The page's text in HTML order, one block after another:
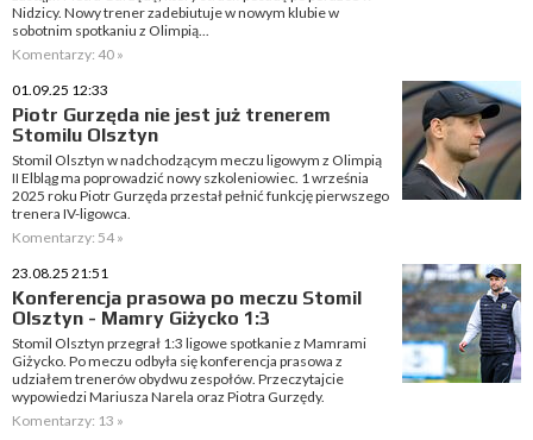
Nidzicy. Nowy trener zadebiutuje w nowym klubie w
sobotnim spotkaniu z Olimpią...
Komentarzy: 40 »
01.09.25 12:33
Piotr Gurzęda nie jest już trenerem
Stomilu Olsztyn
Stomil Olsztyn w nadchodzącym meczu ligowym z Olimpią
II Elbląg ma poprowadzić nowy szkoleniowiec. 1 września
2025 roku Piotr Gurzęda przestał pełnić funkcję pierwszego
trenera IV-ligowca.
Komentarzy: 54 »
23.08.25 21:51
Konferencja prasowa po meczu Stomil
Olsztyn - Mamry Giżycko 1:3
Stomil Olsztyn przegrał 1:3 ligowe spotkanie z Mamrami
Giżycko. Po meczu odbyła się konferencja prasowa z
udziałem trenerów obydwu zespołów. Przeczytajcie
wypowiedzi Mariusza Narela oraz Piotra Gurzędy.
Komentarzy: 13 »